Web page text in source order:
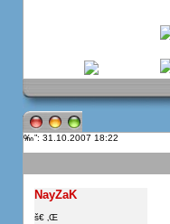
”: 31.10.2007 18:22
NayZaK
š€ ‚Œ